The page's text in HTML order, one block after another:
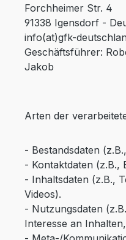
Forchheimer Str. 4
91338 Igensdorf -
info(at)gfk-
Geschäftsführer:
Jakob
Arten der
- Bestandsdaten
- Kontaktdaten (z.B.,
- Inhaltsdaten (z.B.,
Videos).
- Nutzungsdaten
Interesse an